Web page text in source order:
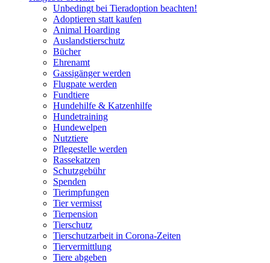
Unbedingt bei Tieradoption beachten!
Adoptieren statt kaufen
Animal Hoarding
Auslandstierschutz
Bücher
Ehrenamt
Gassigänger werden
Flugpate werden
Fundtiere
Hundehilfe & Katzenhilfe
Hundetraining
Hundewelpen
Nutztiere
Pflegestelle werden
Rassekatzen
Schutzgebühr
Spenden
Tierimpfungen
Tier vermisst
Tierpension
Tierschutz
Tierschutzarbeit in Corona-Zeiten
Tiervermittlung
Tiere abgeben